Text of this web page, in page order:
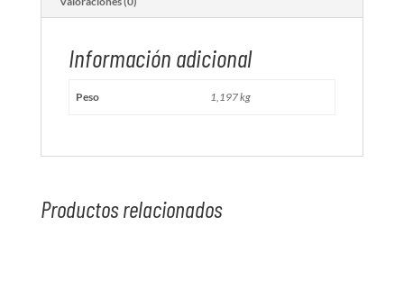
Información adicional
Peso 1,197 kg
Productos relacionados